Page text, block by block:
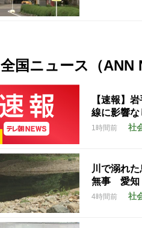
全国ニュース（ANN
【速報】
線に影響な
1時間前 社
川で溺れ
無事 愛知
4時間前 社